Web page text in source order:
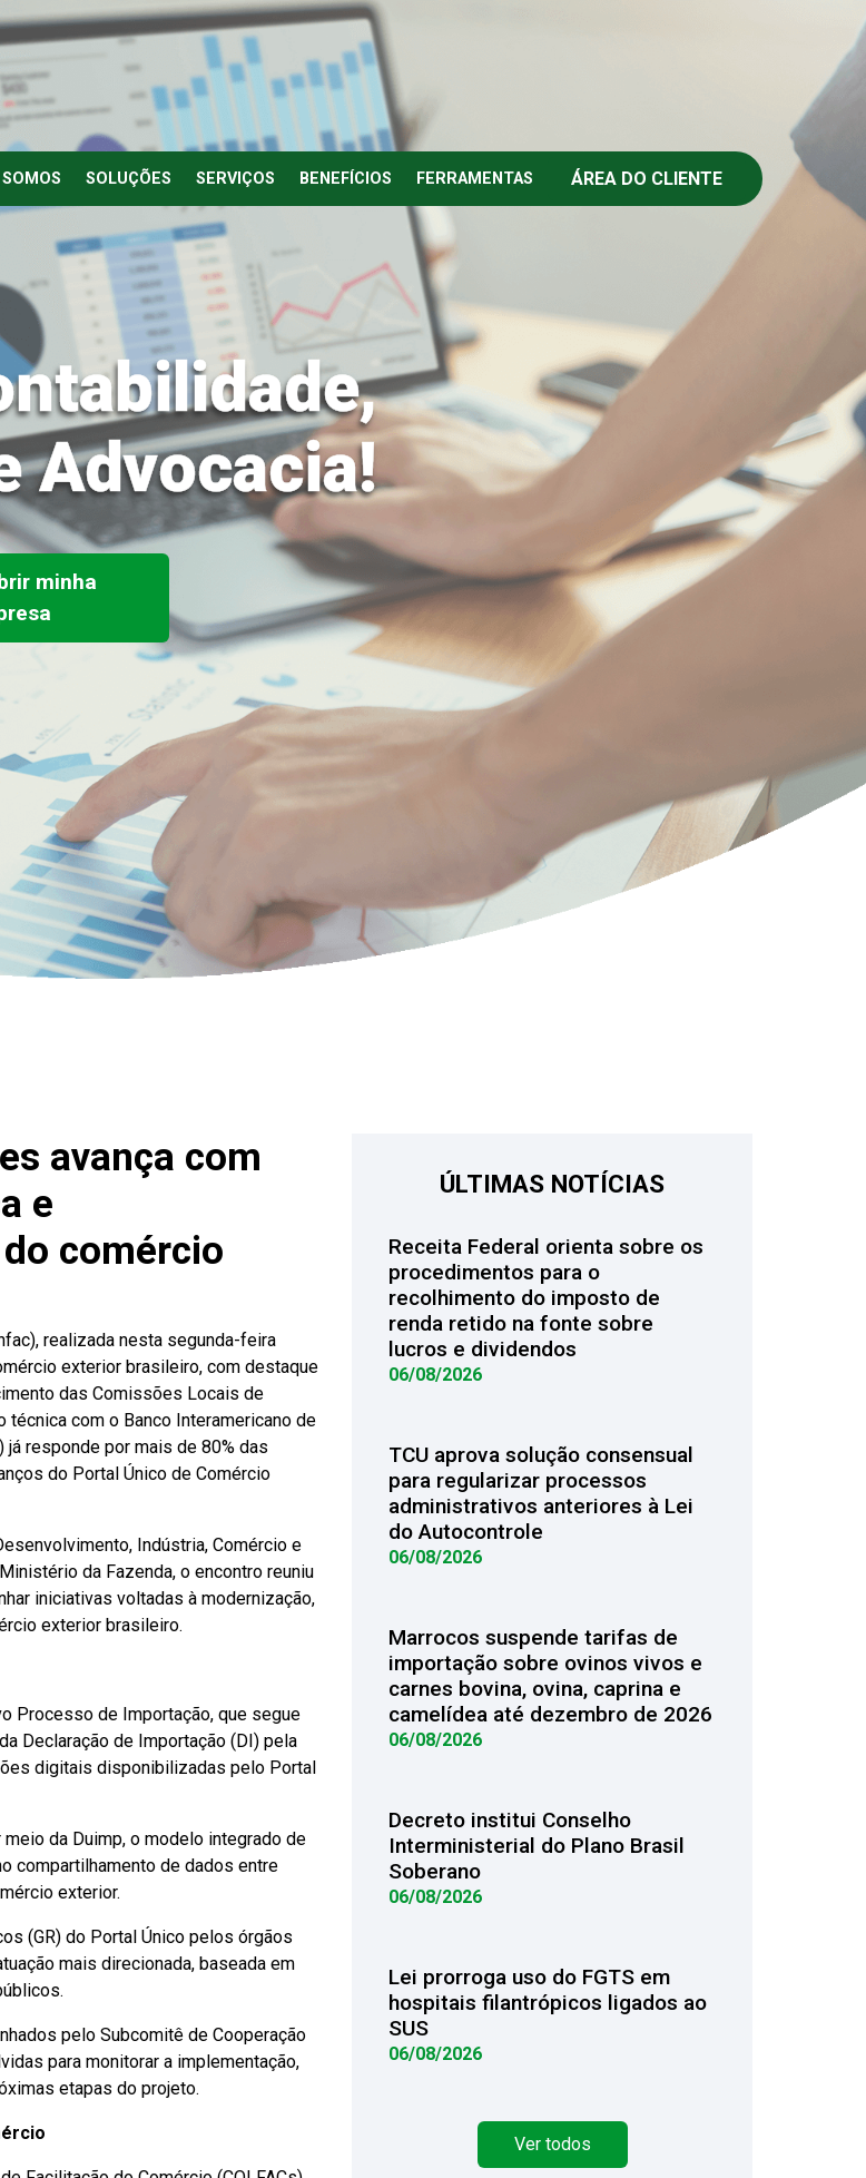
SOLUÇÕES SERVIÇOS BENEFÍCIOS FERRAMENTAS ÁREA DO CLIENTE
Advocacia!
minha
avança com
e
comércio
realizada nesta segunda-feira
exterior brasileiro, com destaque
das Comissões Locais de
técnica com o Banco Interamericano de
já responde por mais de 80% das
do Portal Único de Comércio
Indústria, Comércio e
da Fazenda, o encontro reuniu
iniciativas voltadas à modernização,
exterior brasileiro.
Processo de Importação, que segue
Declaração de Importação (DI) pela
digitais disponibilizadas pelo Portal
da Duimp, o modelo integrado de
compartilhamento de dados entre
exterior.
(GR) do Portal Único pelos órgãos
mais direcionada, baseada em
pelo Subcomitê de Cooperação
para monitorar a implementação,
etapas do projeto.
ÚLTIMAS NOTÍCIAS
Receita Federal orienta sobre os
procedimentos para o
recolhimento do imposto de
renda retido na fonte sobre
lucros e dividendos
06/08/2026
TCU aprova solução consensual
para regularizar processos
administrativos anteriores à Lei
do Autocontrole
06/08/2026
Marrocos suspende tarifas de
importação sobre ovinos vivos e
carnes bovina, ovina, caprina e
camelídea até dezembro de 2026
06/08/2026
Decreto institui Conselho
Interministerial do Plano Brasil
Soberano
06/08/2026
Lei prorroga uso do FGTS em
hospitais filantrópicos ligados ao
SUS
06/08/2026
Ver todos